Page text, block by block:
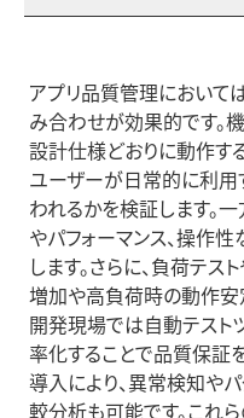
アプリ品質管理において
み合わせが効果的です。
設計仕様どおりに動作す
ユーザーが日常的に利用
われるかを検証します。
やパフォーマンス、操作
します。さらに、負荷テス
増加や高負荷時の動作安
開発現場では自動テスト
率化することで品質保証
導入により、異常検知や
較分析も可能です。これ